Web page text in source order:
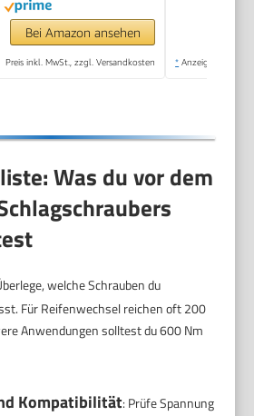
Bei Amazon ansehen
Preis inkl. MwSt., zzgl. Versandkosten * Anzeige
Was du vor dem
welche Schrauben du
Für Reifenwechsel reichen oft 200
Anwendungen solltest du 600 Nm
Kompatibilität: Prüfe Spannung